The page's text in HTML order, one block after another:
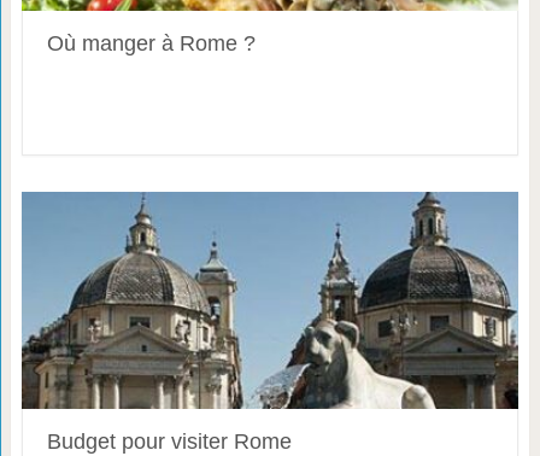
Où manger à Rome ?
Budget pour visiter Rome